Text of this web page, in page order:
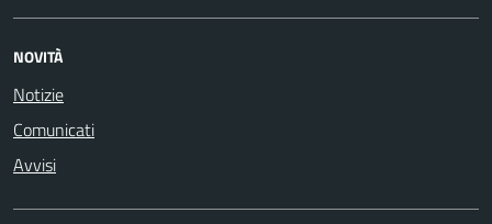
NOVITÀ
Notizie
Comunicati
Avvisi